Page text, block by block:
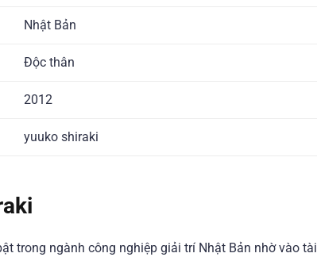
Nhật Bản
Độc thân
2012
yuuko shiraki
trong ngành công nghiệp giải trí Nhật Bản nhờ vào tài